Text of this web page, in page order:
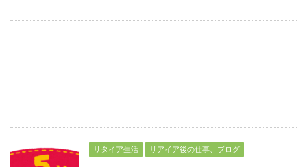
リタイア生活 リアイア後の仕事、ブログ